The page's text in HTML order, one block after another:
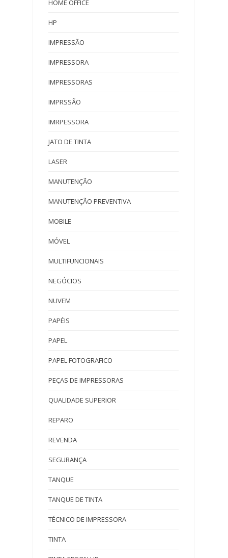
HOME OFFICE
HP
IMPRESSÃO
IMPRESSORA
IMPRESSORAS
IMPRSSÃO
IMRPESSORA
JATO DE TINTA
LASER
MANUTENÇÃO
MANUTENÇÃO PREVENTIVA
MOBILE
MÓVEL
MULTIFUNCIONAIS
NEGÓCIOS
NUVEM
PAPÉIS
PAPEL
PAPEL FOTOGRAFICO
PEÇAS DE IMPRESSORAS
QUALIDADE SUPERIOR
REPARO
REVENDA
SEGURANÇA
TANQUE
TANQUE DE TINTA
TÉCNICO DE IMPRESSORA
TINTA